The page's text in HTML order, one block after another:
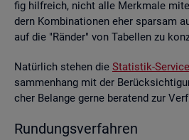
fig hilf­reich, nicht alle Merk­ma­le
dern Kom­bi­na­tio­nen eher spar­sam
auf die "Rän­der" von Ta­bel­len zu
Na­tür­lich ste­hen die Sta­tis­tik-
sam­men­hang mit der
cher Be­lan­ge gerne be­ra­tend zur
Run­dungs­ver­fah­ren